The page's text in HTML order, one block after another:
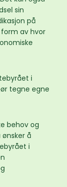
sin
på
av hvor
i
tegne egne
behov og
å
i